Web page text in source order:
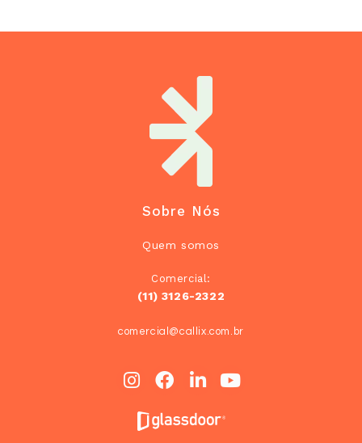
Sobre Nós
Quem somos
Comercial:
(11) 3126-2322
comercial@callix.com.br